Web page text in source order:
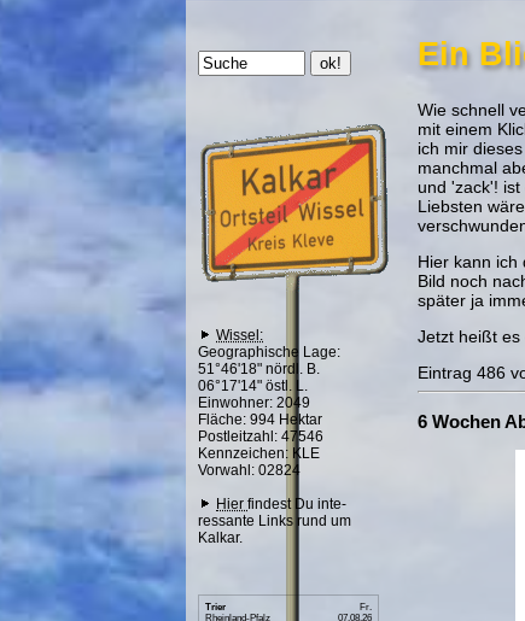
Wissel:
Geographische Lage:
51°46'18" nördl. B.
06°17'14" östl. L.
Einwohner: 2049
Fläche: 994 Hektar
Postleitzahl: 47546
Kennzeichen: KLE
Vorwahl: 02824
Hier findest Du inte-
ressante Links rund um
Kalkar.
Ein
Wie schnell
mit einem
ich mir
manchmal
und 'zack'!
Liebsten
Hier kann ich
Bild noch
später ja
Jetzt heißt es
Eintrag 486
6 Wochen